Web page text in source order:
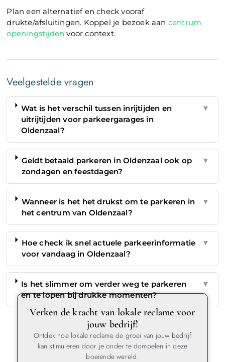
Plan een alternatief en check vooraf
drukte/afsluitingen. Koppel je bezoek aan centrum
openingstijden voor context.
Veelgestelde vragen
Wat is het verschil tussen inrijtijden en
uitrijtijden voor parkeergarages in
Oldenzaal?
▼
Geldt betaald parkeren in Oldenzaal ook op
zondagen en feestdagen?
▼
Wanneer is het het drukst om te parkeren in
het centrum van Oldenzaal?
▼
Hoe check ik snel actuele parkeerinformatie
voor vandaag in Oldenzaal?
▼
Is het slimmer om verder weg te parkeren
en te lopen bij drukke momenten?
▼
Verken de kracht van lokale reclame voor
jouw bedrijf!
Ontdek hoe lokale reclame de groei van jouw bedrijf
kan stimuleren door je onder te dompelen in deze
boeiende wereld.